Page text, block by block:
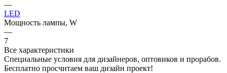
—
LED
Мощность лампы, W
—
7
Все характеристики
Специальные условия для дизайнеров, оптовиков и прорабов.
Бесплатно просчитаем ваш дизайн проект!